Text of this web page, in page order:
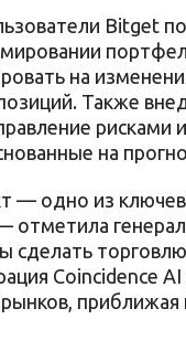
Bitget
на
Также
на
— одно из
отметила
сделать
Coincidence
приближая